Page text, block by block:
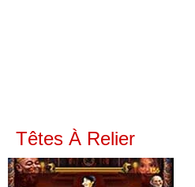
Têtes À Relier